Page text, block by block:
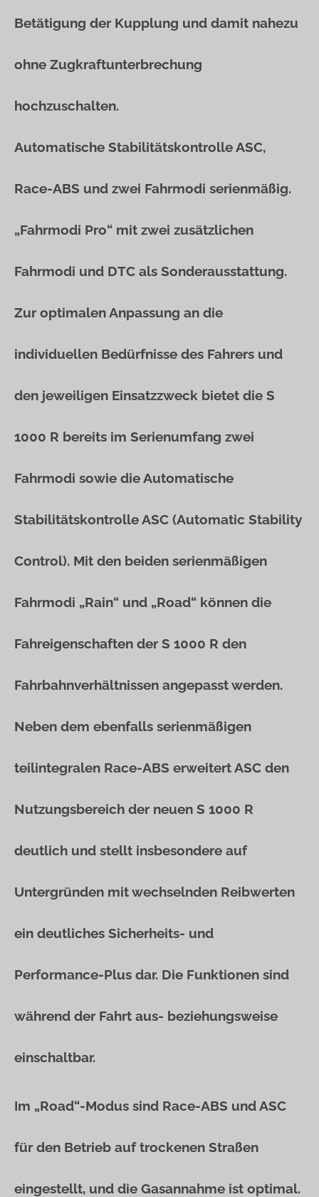
Betätigung der Kupplung und damit nahezu
ohne Zugkraftunterbrechung
hochzuschalten.
Automatische Stabilitätskontrolle ASC,
Race-ABS und zwei Fahrmodi serienmäßig.
„Fahrmodi Pro“ mit zwei zusätzlichen
Fahrmodi und DTC als Sonderausstattung.
Zur optimalen Anpassung an die
individuellen Bedürfnisse des Fahrers und
den jeweiligen Einsatzzweck bietet die S
1000 R bereits im Serienumfang zwei
Fahrmodi sowie die Automatische
Stabilitätskontrolle ASC (Automatic Stability
Control). Mit den beiden serienmäßigen
Fahrmodi „Rain“ und „Road“ können die
Fahreigenschaften der S 1000 R den
Fahrbahnverhältnissen angepasst werden.
Neben dem ebenfalls serienmäßigen
teilintegralen Race-ABS erweitert ASC den
Nutzungsbereich der neuen S 1000 R
deutlich und stellt insbesondere auf
Untergründen mit wechselnden Reibwerten
ein deutliches Sicherheits- und
Performance-Plus dar. Die Funktionen sind
während der Fahrt aus- beziehungsweise
einschaltbar.
Im „Road“-Modus sind Race-ABS und ASC
für den Betrieb auf trockenen Straßen
eingestellt, und die Gasannahme ist optimal.